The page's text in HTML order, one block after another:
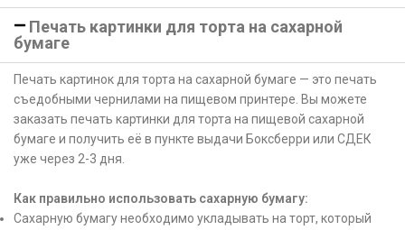
Печать картинки для торта на сахарной
бумаге
Печать картинок для торта на сахарной бумаге — это печать
съедобными чернилами на пищевом принтере. Вы можете
заказать печать картинки для торта на пищевой сахарной
бумаге и получить её в пункте выдачи Боксберри или СДЕК
уже через 2-3 дня.
Как правильно использовать сахарную бумагу:
Сахарную бумагу необходимо укладывать на торт, который